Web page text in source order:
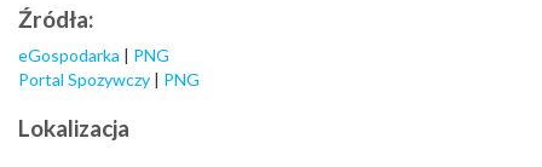
Źródła:
eGospodarka | PNG
Portal Spozywczy | PNG
Lokalizacja